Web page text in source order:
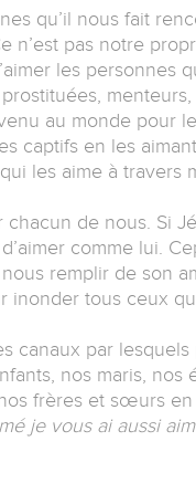
qu’il nous fait
n’est pas notre
les personnes
au monde pour
captifs en les
les aime à
de nous. Si
comme lui.
remplir de son
inonder tous ceux
canaux par
nos maris, nos
frères et sœurs
je vous ai aussi